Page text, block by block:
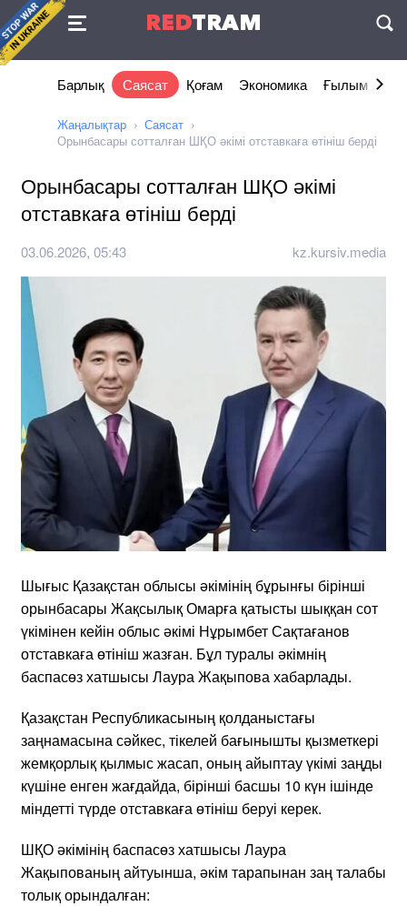
REDTRAM
Келісімі
Барлық Саясат Қоғам Экономика Ғылым және
Жаңалықтар
Саясат
Орынбасары сотталған ШҚО әкімі отставкаға өтініш берді
Орынбасары сотталған ШҚО әкімі
отставкаға өтініш берді
03.06.2026, 05:43 kz.kursiv.media
Шығыс Қазақстан облысы әкімінің бұрынғы бірінші
орынбасары Жақсылық Омарға қатысты шыққан сот
үкімінен кейін облыс әкімі Нұрымбет Сақтағанов
отставкаға өтініш жазған. Бұл туралы әкімнің
баспасөз хатшысы Лаура Жақыпова хабарлады.
Қазақстан Республикасының қолданыстағы
заңнамасына сәйкес, тікелей бағынышты қызметкері
жемқорлық қылмыс жасап, оның айыптау үкімі заңды
күшіне енген жағдайда, бірінші басшы 10 күн ішінде
міндетті түрде отставкаға өтініш беруі керек.
ШҚО әкімінің баспасөз хатшысы Лаура
Жақыпованың айтуынша, әкім тарапынан заң талабы
толық орындалған: